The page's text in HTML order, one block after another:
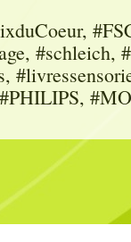
#schleich,